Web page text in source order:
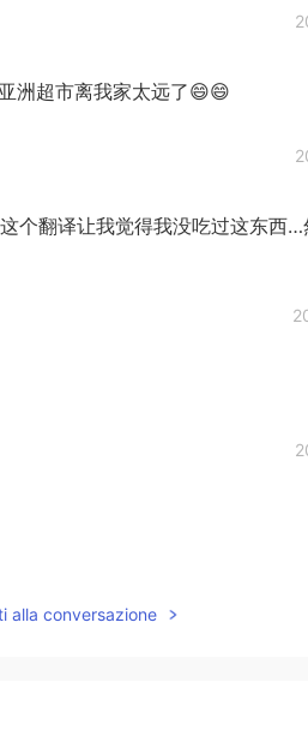
洲超市离我家太远了😄😄
个翻译让我觉得我没吃过这东西…
alla conversazione